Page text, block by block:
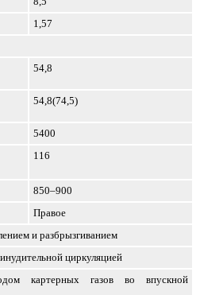
1,57
54,8
54,8(74,5)
5400
116
850–900
Правое
и разбрызгиванием
циркуляцией
картерных газов во впускной